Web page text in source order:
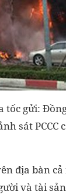
tốc gửi:
sát
địa bàn
và tài